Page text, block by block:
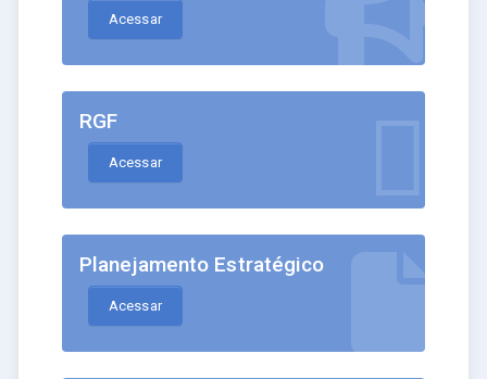
Acessar
RGF
Acessar
Planejamento Estratégico
Acessar